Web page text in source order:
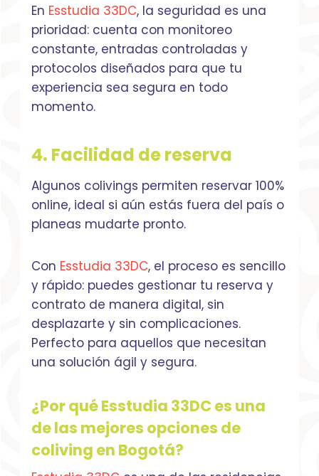
En Esstudia 33DC, la seguridad es una
prioridad: cuenta con monitoreo
constante, entradas controladas y
protocolos diseñados para que tu
experiencia sea segura en todo
momento.
4. Facilidad de reserva
Algunos colivings permiten reservar 100%
online, ideal si aún estás fuera del país o
planeas mudarte pronto.
Con Esstudia 33DC, el proceso es sencillo
y rápido: puedes gestionar tu reserva y
contrato de manera digital, sin
desplazarte y sin complicaciones.
Perfecto para aquellos que necesitan
una solución ágil y segura.
¿Por qué Esstudia 33DC es una
de las mejores opciones de
coliving en Bogotá?